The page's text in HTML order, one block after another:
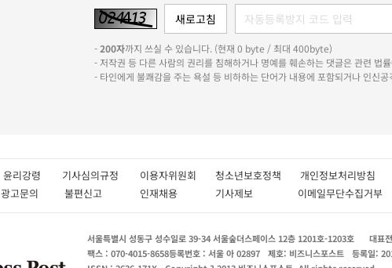
-200자까지 쓰실 수 있습니다. (현재 0 byte / 최대 400byte)
- 저작권 등 다른 사람의 권리를 침해하거나 명예를 훼손하는 댓글은 관련 법
- 타인에게 불쾌감을 주는 욕설 등 비하하는 단어가 내용에 포함되거나 인신
윤리강령 기사심의규정 이용자위원회 청소년보호정책 개인정보처리방
광고문의 불편신고 인재채용 기사제보 이메일무단수집거부
서울특별시 성동구 성수일로 39-34 서울숲더스페이스 12층 1201호-1203호 대표
팩스 : 070-4015-8658등록번호 : 서울 아 02897 제호: 비즈니스포스트 등록일: